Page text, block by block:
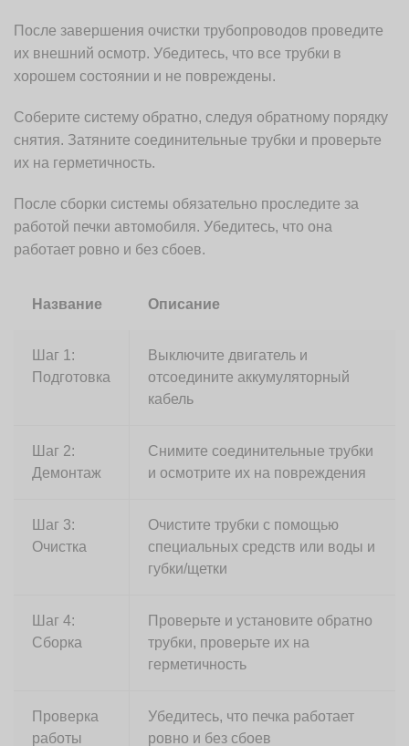
После завершения очистки трубопроводов проведите
их внешний осмотр. Убедитесь, что все трубки в
хорошем состоянии и не повреждены.
Соберите систему обратно, следуя обратному порядку
снятия. Затяните соединительные трубки и проверьте
их на герметичность.
После сборки системы обязательно проследите за
работой печки автомобиля. Убедитесь, что она
работает ровно и без сбоев.
Название Описание
Шаг 1:
Подготовка
Выключите двигатель и
отсоедините аккумуляторный
кабель
Шаг 2:
Демонтаж
Снимите соединительные трубки
и осмотрите их на повреждения
Шаг 3:
Очистка
Очистите трубки с помощью
специальных средств или воды и
губки/щетки
Шаг 4:
Сборка
Проверьте и установите обратно
трубки, проверьте их на
герметичность
Проверка
работы
Убедитесь, что печка работает
ровно и без сбоев